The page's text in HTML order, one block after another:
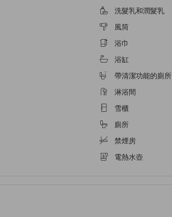
洗髮乳和潤髮乳
風筒
浴巾
浴缸
帶清潔功能的廁所
淋浴間
雪櫃
廁所
禁煙房
電熱水壺